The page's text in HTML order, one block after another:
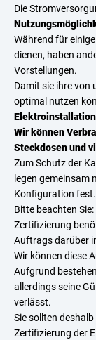
Die
Während für
dienen, haben
Vorstellungen.
Damit sie ihre von
optimal nutzen
Wir können
Steckdosen und
Zum Schutz der
legen gemeinsam
Konfiguration fest.
Bitte beachten
Zertifizierung
Auftrags darüber
Wir können diese
Aufgrund
allerdings seine
verlässt.
Sie sollten
Zertifizierung der